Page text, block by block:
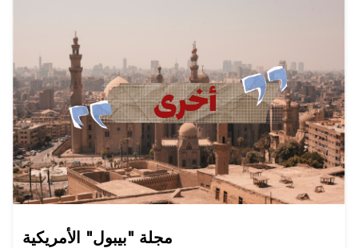
مجلة "بيبول" الأمريكية